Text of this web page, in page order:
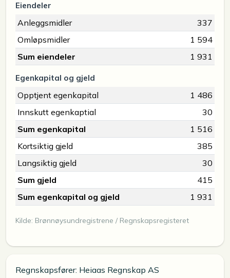
Eiendeler
Anleggsmidler
337
Omløpsmidler
1 594
Sum eiendeler
1 931
Egenkapital og gjeld
Opptjent egenkapital
1 486
Innskutt egenkaptial
30
Sum egenkapital
1 516
Kortsiktig gjeld
385
Langsiktig gjeld
30
Sum gjeld
415
Sum egenkapital og gjeld
1 931
Kilde: Brønnøysundregistrene / Regnskapsregisteret
Regnskapsfører: Heiaas Regnskap AS